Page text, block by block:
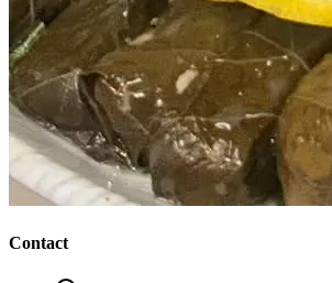
Contact